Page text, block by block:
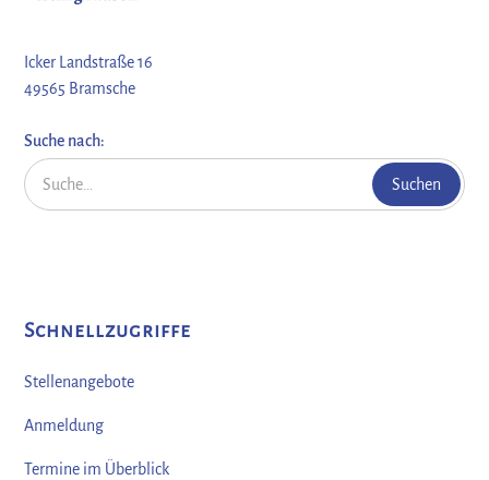
Icker Landstraße 16
49565 Bramsche
Suche nach:
Schnellzugriffe
Stellenangebote
Anmeldung
Termine im Überblick